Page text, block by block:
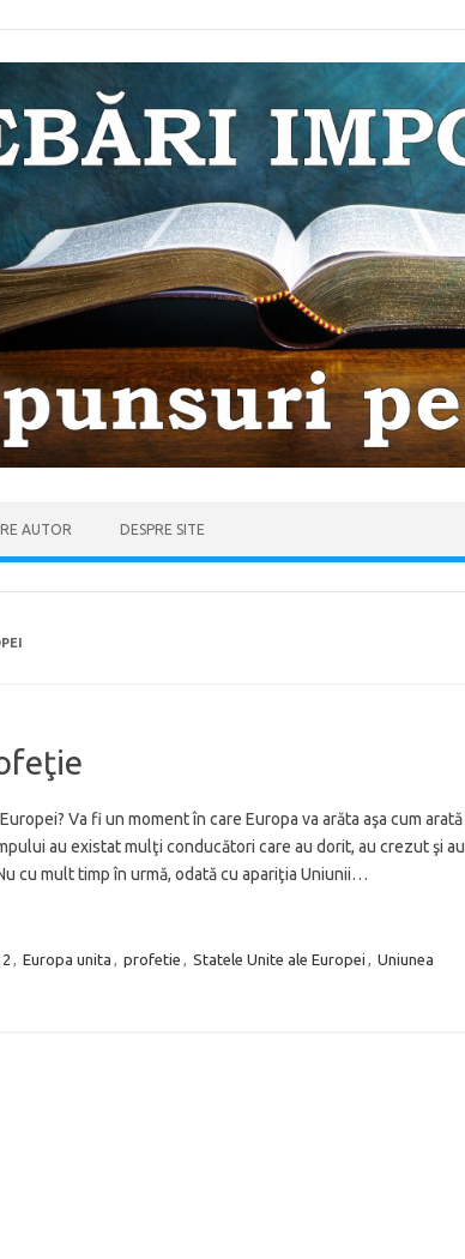
AUTOR DESPRE SITE
Va fi un moment în care Europa va arăta aşa cum arată
au existat mulţi conducători care au dorit, au crezut şi au
cu mult timp în urmă, odată cu apariţia Uniunii…
, Europa unita , profetie , Statele Unite ale Europei , Uniunea